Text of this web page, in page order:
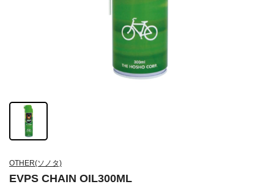
OTHER(ソノタ)
EVPS CHAIN OIL300ML